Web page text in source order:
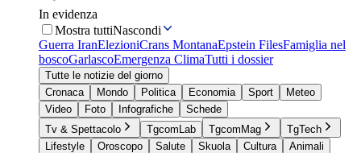
In evidenza
Mostra tuttiNascondi
Guerra IranElezioniCrans MontanaEpstein FilesFamiglia nel
boscoGarlascoEmergenza ClimaTutti i dossier
Tutte le notizie del giorno
Cronaca
Mondo Politica Economia Sport
Meteo
Video
Foto Infografiche
Schede
Tv & Spettacolo
TgcomLab TgcomMag
TgTech
Lifestyle
Oroscopo Salute Skuola Cultura
Animali